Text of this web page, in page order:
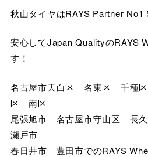
秋山タイヤはRAYS Partner No1
安心してJapan QualityのRAYS
す！
名古屋市天白区 名東区 千
区 南区
尾張旭市 名古屋市守山区 長
瀬戸市
春日井市 豊田市でのRAYS